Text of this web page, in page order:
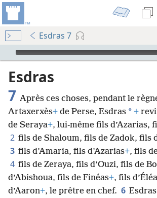
Esdras 7
Audio Player
Esdras
7 Après ces choses, pendant le
Artaxerxès+ de Perse, Esdras * +
de Seraya+, lui-même fils d’Azarias,
2 fils de Shaloum, fils de Zadok, fils
3 fils d’Amaria, fils d’Azarias+, fils
4 fils de Zeraya, fils d’Ouzi, fils de
d’Abishoua, fils de Finéas+, fils
d’Aaron+, le prêtre en chef. 6